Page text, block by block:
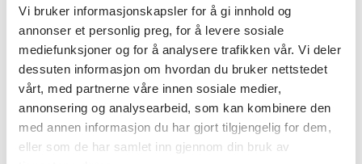
Vi bruker informasjonskapsler for å gi innhold og
annonser et personlig preg, for å levere sosiale
mediefunksjoner og for å analysere trafikken vår. Vi deler
dessuten informasjon om hvordan du bruker nettstedet
vårt, med partnerne våre innen sosiale medier,
annonsering og analysearbeid, som kan kombinere den
med annen informasjon du har gjort tilgjengelig for dem,
eller som de har samlet inn gjennom din bruk av